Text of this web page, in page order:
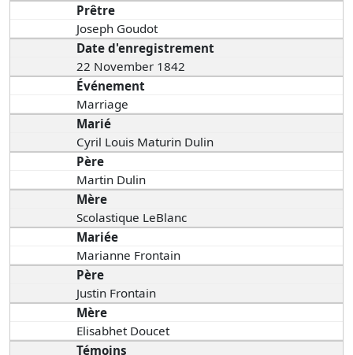
Prêtre
Joseph Goudot
Date d'enregistrement
22 November 1842
Événement
Marriage
Marié
Cyril Louis Maturin Dulin
Père
Martin Dulin
Mère
Scolastique LeBlanc
Mariée
Marianne Frontain
Père
Justin Frontain
Mère
Elisabhet Doucet
Témoins